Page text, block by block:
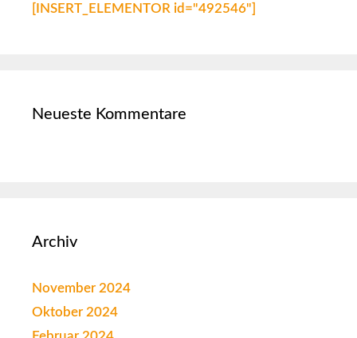
[INSERT_ELEMENTOR id="492546"]
Neueste Kommentare
Archiv
November 2024
Oktober 2024